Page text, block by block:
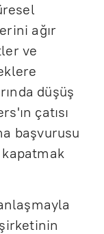
ağır
ve
düşüş
çatısı
başvurusu
kapatmak